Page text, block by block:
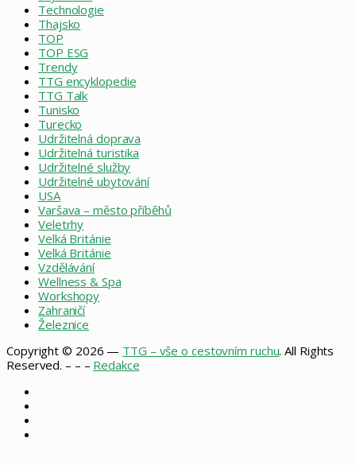
Technologie
Thajsko
TOP
TOP ESG
Trendy
TTG encyklopedie
TTG Talk
Tunisko
Turecko
Udržitelná doprava
Udržitelná turistika
Udržitelné služby
Udržitelné ubytování
USA
Varšava – město příběhů
Veletrhy
Velká Británie
Velká Británie
Vzdělávání
Wellness & Spa
Workshopy
Zahraničí
Železnice
Copyright © 2026 — TTG – vše o cestovním ruchu. All Rights
Reserved. – – – Redakce